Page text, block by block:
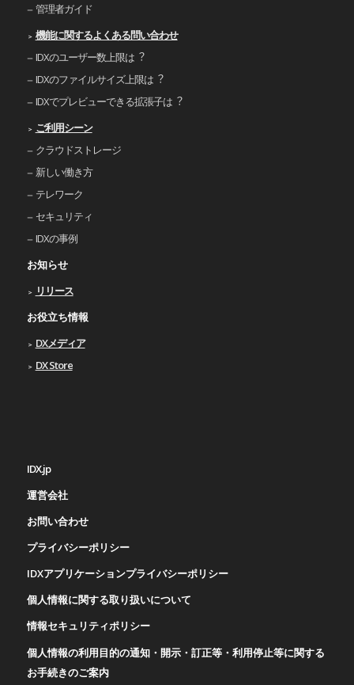
管理者ガイド
機能に関するよくある問い合わせ
IDXのユーザー数上限は︖
IDXのファイルサイズ上限は︖
IDXでプレビューできる拡張⼦は︖
ご利⽤シーン
クラウドストレージ
新しい働き⽅
テレワーク
セキュリティ
IDXの事例
お知らせ
リリース
お役立ち情報
DXメディア
DX Store
IDX.jp
運営会社
お問い合わせ
プライバシーポリシー
IDXアプリケーションプライバシーポリシー
個人情報に関する取り扱いについて
情報セキュリティポリシー
個人情報の利用目的の通知・開示・訂正等・利用停止等に関する
お手続きのご案内